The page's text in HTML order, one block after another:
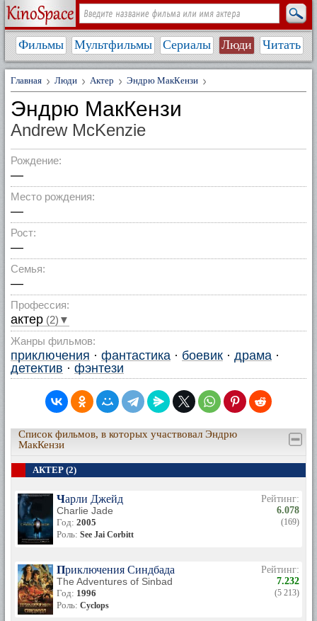
Фильмы Мультфильмы Сериалы Люди Читать
Главная Люди Актер Эндрю МакКензи
Эндрю МакКензи
Andrew McKenzie
Рождение:
—
Место рождения:
—
Рост:
—
Семья:
—
Профессия:
актер (2)▼
Жанры фильмов:
приключения · фантастика · боевик · драма ·
детектив · фэнтези
Список фильмов, в которых участвовал Эндрю
МакКензи
АКТЕР (2)
Чарли Джейд
Charlie Jade
Год: 2005
Роль: See Jai Corbitt
Рейтинг:
6.078
(169)
Приключения Синдбада
The Adventures of Sinbad
Год: 1996
Роль: Cyclops
Рейтинг:
7.232
(5 213)